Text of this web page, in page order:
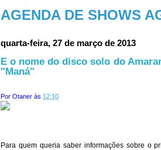
AGENDA DE SHOWS
quarta-feira, 27 de março de 2013
E o nome do disco solo do
"Maná"
Por Otaner às 12:10
Para quem queria saber informações sobre o